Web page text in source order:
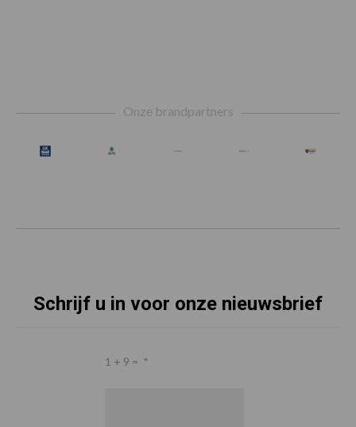
Onze brandpartners
Schrijf u in voor onze nieuwsbrief
1 + 9 = *